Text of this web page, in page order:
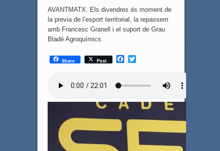
AVANTMATX. Els divendres és moment de
la previa de l’esport territorial, la repassem
amb Francesc Granell i el suport de Grau
Bladé Agroquímics.
Share Post
F
o
T